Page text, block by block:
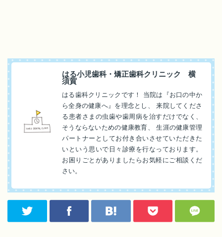
はる小児歯科・矯正歯科クリニック 横
須賀
はる歯科クリニックです！ 当院は『お口の中か
ら全身の健康へ』を理念とし、 来院してくださ
る患者さまの虫歯や歯周病を治すだけでなく、
そうならないための健康教育、 生涯の健康管理
パートナーとしてお付き合いさせていただきた
いという思いで日々診療を行なっております。
お困りごとがありましたらお気軽にご相談くだ
さい。